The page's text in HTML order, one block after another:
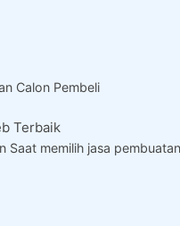
Calon Pembeli
Terbaik
Saat memilih jasa